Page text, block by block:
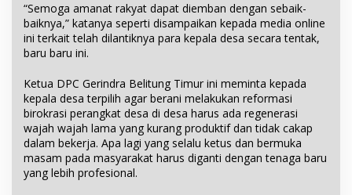
“Semoga amanat rakyat dapat diemban dengan sebaik-
baiknya,” katanya seperti disampaikan kepada media online
ini terkait telah dilantiknya para kepala desa secara tentak,
baru baru ini.
Ketua DPC Gerindra Belitung Timur ini meminta kepada
kepala desa terpilih agar berani melakukan reformasi
birokrasi perangkat desa di desa harus ada regenerasi
wajah wajah lama yang kurang produktif dan tidak cakap
dalam bekerja. Apa lagi yang selalu ketus dan bermuka
masam pada masyarakat harus diganti dengan tenaga baru
yang lebih profesional.